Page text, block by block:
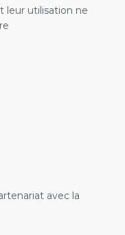
leur utilisation ne
avec la